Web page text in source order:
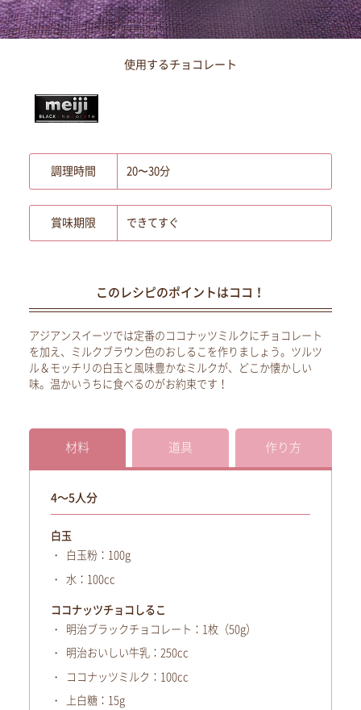
使用するチョコレート
調理時間 20〜30分
賞味期限 できてすぐ
このレシピのポイントはココ！
アジアンスイーツでは定番のココナッツミルクにチョコレート
を加え、ミルクブラウン色のおしるこを作りましょう。ツルツ
ル＆モッチリの白玉と風味豊かなミルクが、どこか懐かしい
味。温かいうちに食べるのがお約束です！
材料 道具 作り方
4～5人分
白玉
白玉粉：100g
水：100cc
ココナッツチョコしるこ
明治ブラックチョコレート：1枚（50g）
明治おいしい牛乳：250cc
ココナッツミルク：100cc
上白糖：15g